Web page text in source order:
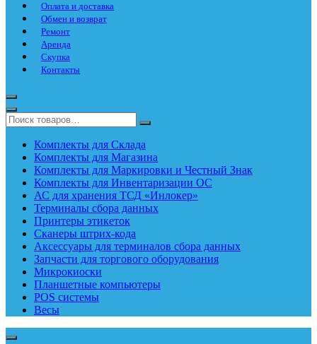
Оплата и доставка
Обмен и возврат
Ремонт
Аренда
Скупка
Контакты
Комплекты для Склада
Комплекты для Магазина
Комплекты для Маркировки и Честный Знак
Комплекты для Инвентаризации ОС
АС для хранения ТСД «Инлокер»
Терминалы сбора данных
Принтеры этикеток
Сканеры штрих-кода
Аксессуары для терминалов сбора данных
Запчасти для торгового оборудования
Микрокиоски
Планшетные компьютеры
POS системы
Весы